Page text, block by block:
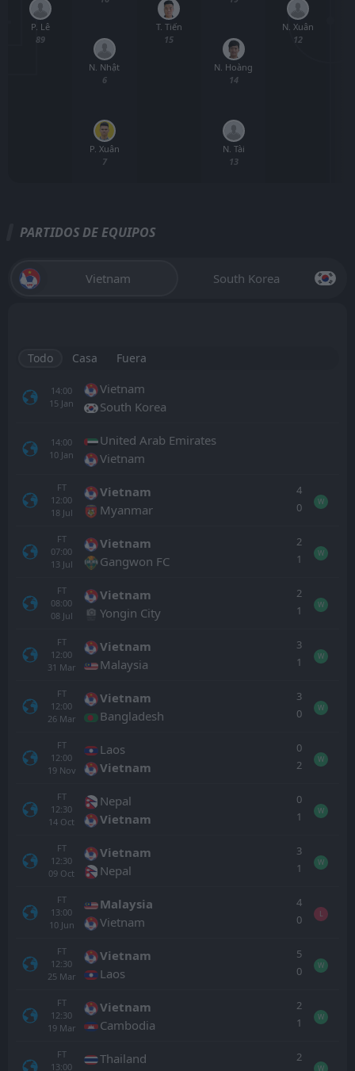
P. Lê
89
P. Xuân
7
N. Nhật
6
T. Tiến
15
N. Tài
13
N. Hoàng
14
N. Xuân
12
PARTIDOS DE EQUIPOS
Vietnam South Korea
Todo Casa Fuera
14:00
15 Jan
Vietnam
South Korea
14:00
10 Jan
United Arab Emirates
Vietnam
FT
12:00
18 Jul
Vietnam
Myanmar
4
0
W
FT
07:00
13 Jul
Vietnam
Gangwon FC
2
1
W
FT
08:00
08 Jul
Vietnam
Yongin City
2
1
W
FT
12:00
31 Mar
Vietnam
Malaysia
3
1
W
FT
12:00
26 Mar
Vietnam
Bangladesh
3
0
W
FT
12:00
19 Nov
Laos
Vietnam
0
2
W
FT
12:30
14 Oct
Nepal
Vietnam
0
1
W
FT
12:30
09 Oct
Vietnam
Nepal
3
1
W
FT
13:00
10 Jun
Malaysia
Vietnam
4
0
L
FT
12:30
25 Mar
Vietnam
Laos
5
0
W
FT
12:30
19 Mar
Vietnam
Cambodia
2
1
W
FT
13:00
Thailand
2
W